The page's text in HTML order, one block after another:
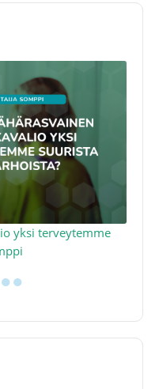
yksi terveytemme
●●